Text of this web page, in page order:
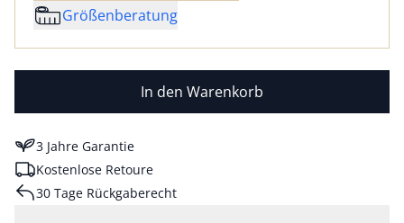
Größenberatung
In den Warenkorb
3 Jahre Garantie
Kostenlose Retoure
30 Tage Rückgaberecht